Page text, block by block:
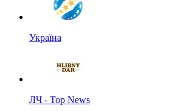
Україна
ЛЧ - Top News